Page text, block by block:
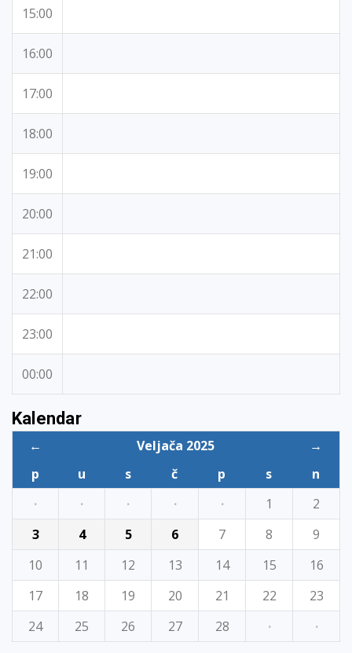
15:00
16:00
17:00
18:00
19:00
20:00
21:00
22:00
23:00
00:00
Kalendar
← Veljača 2025
→
p
u s č p s
n
·
· · · · 1
2
3
4 5 6 7 8
9
10
11 12 13 14 15
16
17
18 19 20 21 22
23
24
25 26 27 28 · ·